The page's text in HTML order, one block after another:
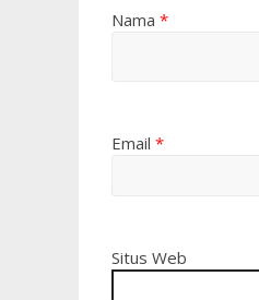
Nama *
Email *
Situs Web